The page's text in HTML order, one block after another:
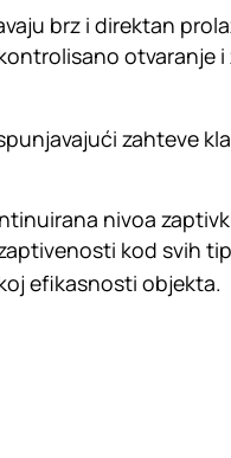
brz i direktan
otvaranje
zahteve
nivoa
kod svih
efikasnosti objekta.